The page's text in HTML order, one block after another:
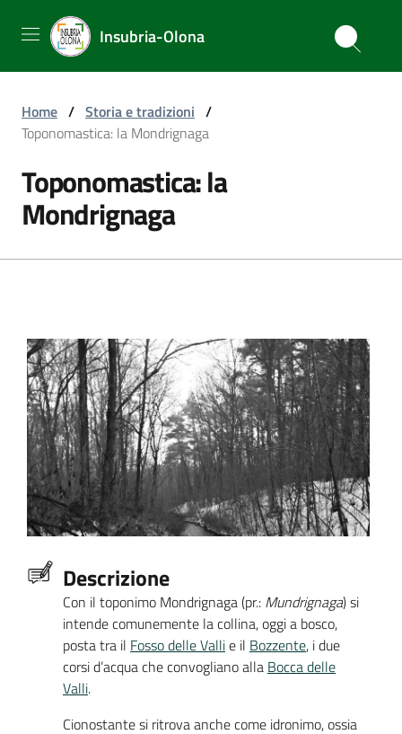
Insubria-Olona
Home / Storia e tradizioni /
Toponomastica: la Mondrignaga
Toponomastica: la
Mondrignaga
Descrizione
Con il toponimo Mondrignaga (pr.: Mundrignaga) si
intende comunemente la collina, oggi a bosco,
posta tra il Fosso delle Vallie il Bozzente, i due
corsi d’acqua che convogliano alla Bocca delle
Valli.
Cionostante si ritrova anche come idronimo, ossia